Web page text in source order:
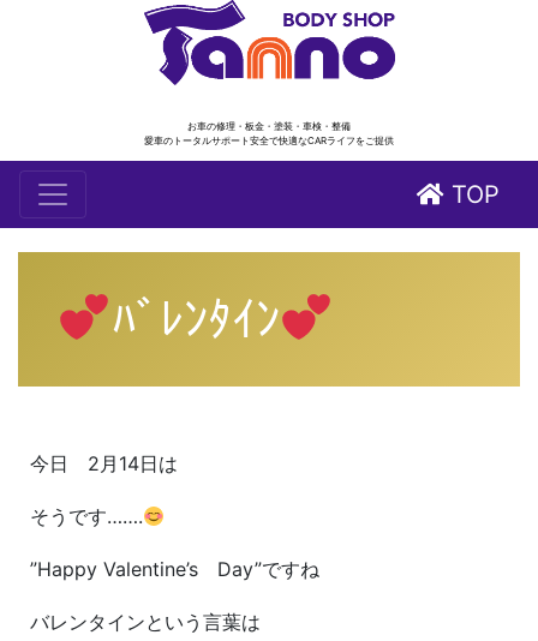
お車の修理・板金・塗装・車検・整備
愛車のトータルサポート安全で快適なCARライフをご提供
TOP
ﾊﾞﾚﾝﾀｲﾝ
今日 2月14日は
そうです…….
”Happy Valentine’s Day”ですね
バレンタインという言葉は